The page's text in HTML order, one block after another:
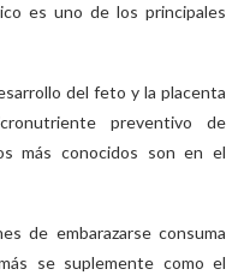
es uno de los principales
del feto y la placenta
preventivo de
más conocidos son en el
de embarazarse consuma
se suplemente como el